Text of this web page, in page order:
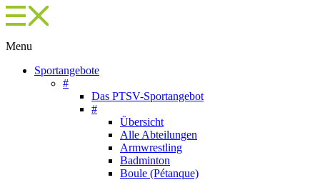
Menu
Sportangebote
#
Das PTSV-Sportangebot
#
Übersicht
Alle Abteilungen
Armwrestling
Badminton
Boule (Pétanque)